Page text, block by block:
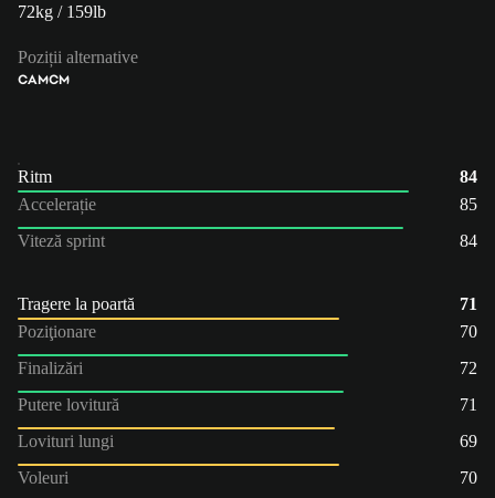
72kg / 159lb
Poziții alternative
CAMCM
Ritm
84
Accelerație
85
Viteză sprint
84
Tragere la poartă
71
Poziţionare
70
Finalizări
72
Putere lovitură
71
Lovituri lungi
69
Voleuri
70